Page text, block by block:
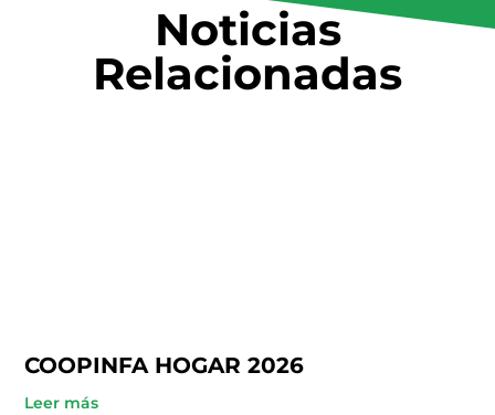
Noticias
Relacionadas
COOPINFA HOGAR 2026
Leer más